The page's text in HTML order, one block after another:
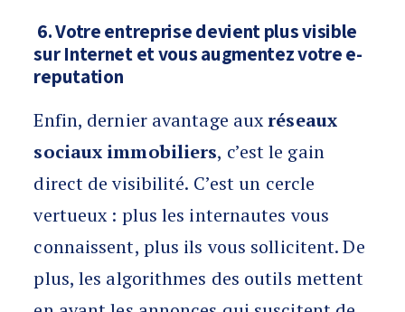
6. Votre entreprise devient plus visible
sur Internet et vous augmentez votre e-
reputation
Enfin, dernier avantage auxréseaux
sociaux immobiliers, c’est le gain
direct de visibilité. C’est un cercle
vertueux : plus les internautes vous
connaissent, plus ils vous sollicitent. De
plus, les algorithmes des outils mettent